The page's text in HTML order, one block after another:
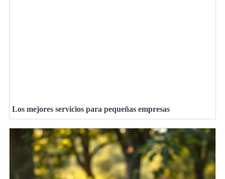
Los mejores servicios para pequeñas empresas